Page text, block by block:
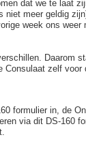
dat we te laat
meer geldig
week ons
Daarom
Consulaat zelf voor
formulier in, de
via dit DS-160